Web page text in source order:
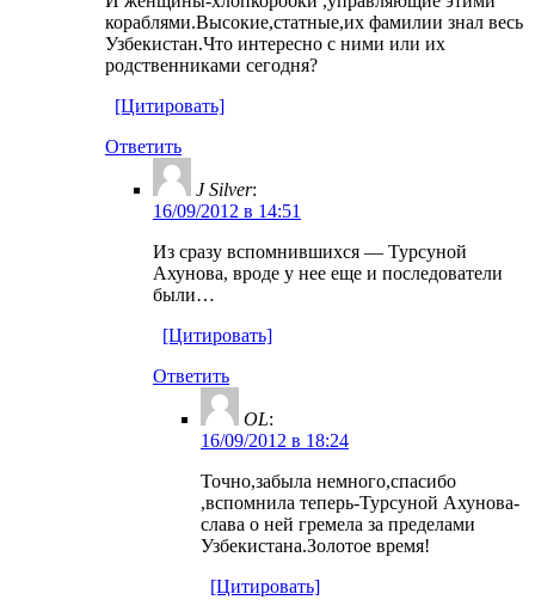
кораблями.Высокие,статные,их фамилии знал весь
Узбекистан.Что интересно с ними или их
родственниками сегодня?
[Цитировать]
Ответить
J Silver:
16/09/2012 в 14:51
Из сразу вспомнившихся — Турсуной
Ахунова, вроде у нее еще и последователи
были…
[Цитировать]
Ответить
OL:
16/09/2012 в 18:24
Точно,забыла немного,спасибо
,вспомнила теперь-Турсуной Ахунова-
слава о ней гремела за пределами
Узбекистана.Золотое время!
[Цитировать]